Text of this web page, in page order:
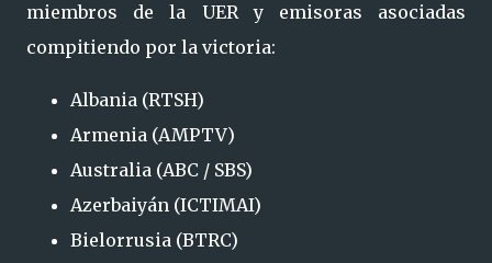
miembros de la UER y emisoras asociadas
compitiendo por la victoria:
Albania (RTSH)
Armenia (AMPTV)
Australia (ABC / SBS)
Azerbaiyán (ICTIMAI)
Bielorrusia (BTRC)